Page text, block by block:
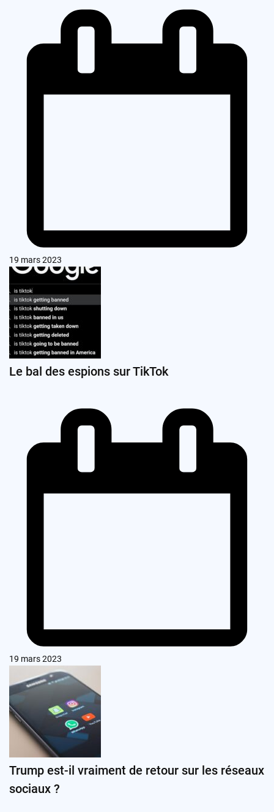
19 mars 2023
Le bal des espions sur TikTok
19 mars 2023
Trump est-il vraiment de retour sur les réseaux
sociaux ?